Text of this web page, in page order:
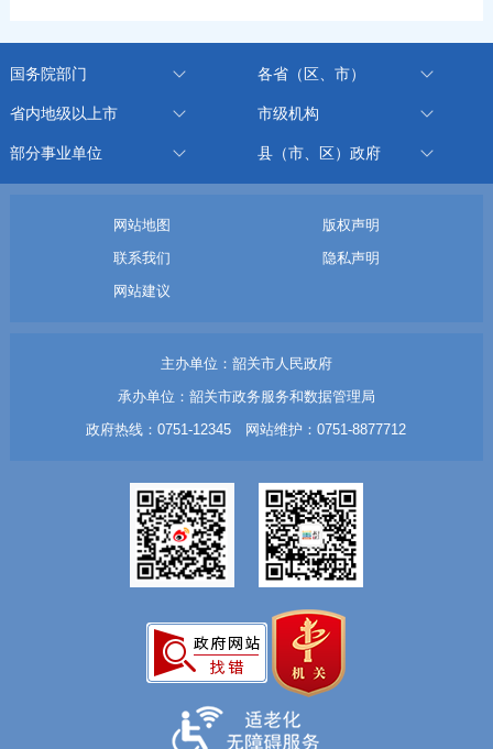
国务院部门 各省（区、市）
省内地级以上市 市级机构
部分事业单位 县（市、区）政府
网站地图
版权声明
联系我们
隐私声明
网站建议
主办单位：韶关市人民政府
承办单位：韶关市政务服务和数据管理局
政府热线：0751-12345 网站维护：0751-8877712